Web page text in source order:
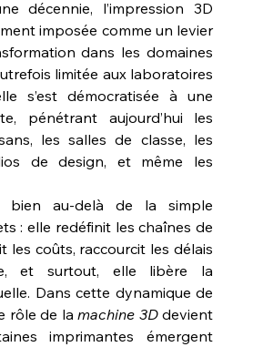
décennie, l’impression 3D
imposée comme un levier
dans les domaines
limitée aux laboratoires
s’est démocratisée à une
pénétrant aujourd’hui les
les salles de classe, les
de design, et même les
bien au-delà de la simple
: elle redéfinit les chaînes de
les coûts, raccourcit les délais
et surtout, elle libère la
Dans cette dynamique de
rôle de la machine 3D devient
imprimantes émergent